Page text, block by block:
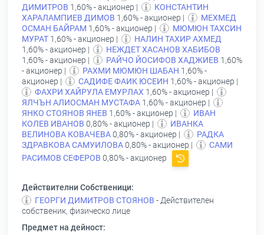
ДИМИТРОВ 1,60% - акционер |
КОНСТАНТИН
ХАРАЛАМПИЕВ ДИМОВ 1,60% - акционер |
МЕХМЕД
ОСМАН БАЙРАМ 1,60% - акционер |
МЮМЮН ТАХСИН
МУРАТ 1,60% - акционер |
НАЛИН ТАХИР АХМЕД
1,60% - акционер |
НЕЖДЕТ ХАСАНОВ ХАБИБОВ
1,60% - акционер |
РАЙЧО ЙОСИФОВ ХАДЖИЕВ 1,60%
- акционер |
РАХМИ МЮМЮН ШАБАН 1,60% -
акционер |
САДИФЕ ФАИК ЮСЕИН 1,60% - акционер |
ФАХРИ ХАЙРУЛА ЕМУРЛАХ 1,60% - акционер |
ЯЛЧЪН АЛИОСМАН МУСТАФА 1,60% - акционер |
ЯНКО СТОЯНОВ ЯНЕВ 1,60% - акционер |
ИВАН
КОЛЕВ ИВАНОВ 0,80% - акционер |
ИВАНКА
ВЕЛИНОВА КОВАЧЕВА0,80% - акционер |
РАДКА
ЗДРАВКОВА САМУИЛОВА0,80% - акционер |
САМИ
РАСИМОВ СЕФЕРОВ 0,80% - акционер
Действителни Собственици:
ГЕОРГИ ДИМИТРОВ СТОЯНОВ - Действителен
собственик, физическо лице
Предмет на дейност: